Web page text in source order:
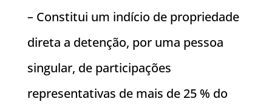
– Constitui um indício de propriedade
direta a detenção, por uma pessoa
singular, de participações
representativas de mais de 25 % do